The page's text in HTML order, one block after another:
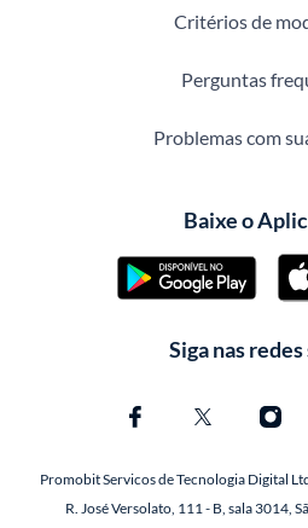
Critérios de
Perguntas
Problemas com
Baixe o
Siga nas
Promobit Servicos de Tecnologia Digital
R. José Versolato, 111 - B, sala 3014,